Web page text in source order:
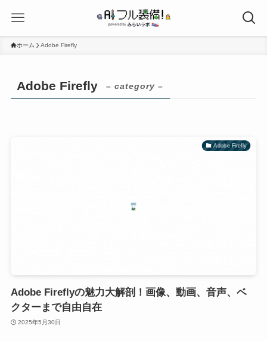
ホーム Adobe Firefly
Adobe Firefly – category –
Adobe Firefly
Adobe Fireflyの魅力大解剖！画像、動画、音声、ベ
クターまで自由自在
2025年5月30日